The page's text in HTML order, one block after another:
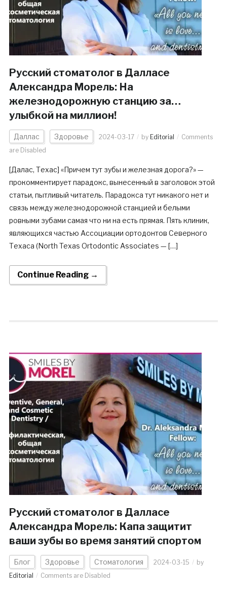
Русский стоматолог в Далласе
Александра Морель: На
железнодорожную станцию за…
улыбкой на миллион!
Даллас Здоровье 2024-03-17 by Editorial
Comments
are Disabled
[Далас, Техас] «Причем тут зубы и железная дорога?» —
прокомментирует парадокс, вынесенный в заголовок этой
статьи, пытливый читатель. Парадокса тут никакого нет и
связь между железнодорожной станцией и белыми
ровными зубами самая что ни на есть прямая. Пять клиник,
являющихся частью Ассоциации ортодонтов Северного
Техаса (North Texas Ortodontic Associates — […]
Continue Reading →
Русский стоматолог в Далласе
Александра Морель: Капа защитит
ваши зубы во время занятий спортом
Блог Здоровье Стоматология 2024-03-15
by
Editorial
Comments are Disabled